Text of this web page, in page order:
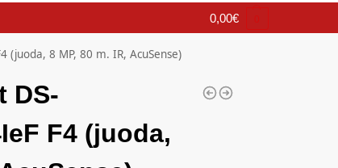
0,00€
(juoda, 8 MP, 80 m. IR, AcuSense)
DS-
F4 (juoda,